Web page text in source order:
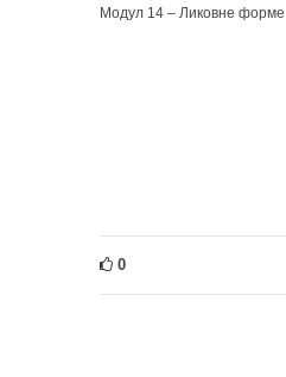
Модул 14 – Ликовне форме
0